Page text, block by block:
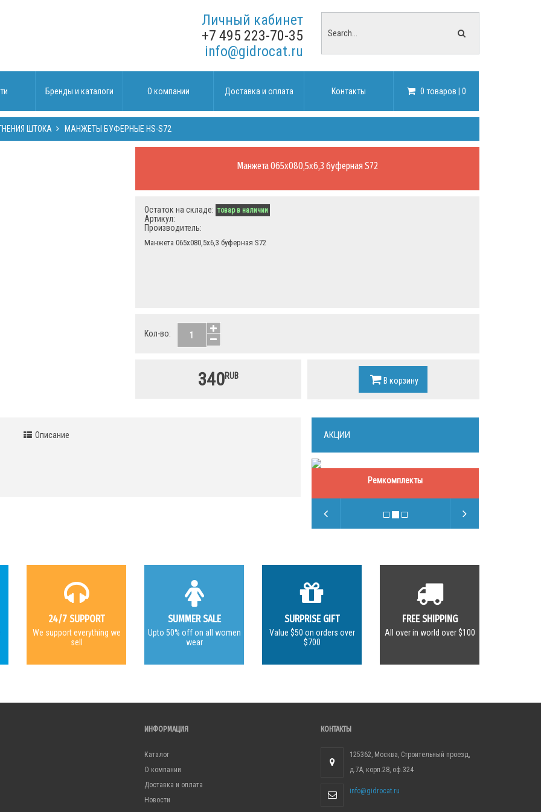
Личный кабинет
+7 495 223-70-35
info@gidrocat.ru
Бренды и каталоги О компании Доставка и оплата Контакты 0 товаров | 0
ШТОКА МАНЖЕТЫ БУФЕРНЫЕ HS-S72
Манжета 065х080,5х6,3 буферная S72
Остаток на складе: товар в наличии
Артикул:
Производитель:
Манжета 065х080,5х6,3 буферная S72
Кол-во:
340RUB В корзину
Описание АКЦИИ
Ремкомплекты
24/7 SUPPORT
We support everything we
sell
SUMMER SALE
Upto 50% off on all women
wear
SURPRISE GIFT
Value $50 on orders over
$700
FREE SHIPPING
All over in world over $100
ИНФОРМАЦИЯ
Каталог
О компании
Доставка и оплата
Новости
КОНТАКТЫ
125362, Москва, Строительный проезд,
д.7А, корп.28, оф.324
info@gidrocat.ru